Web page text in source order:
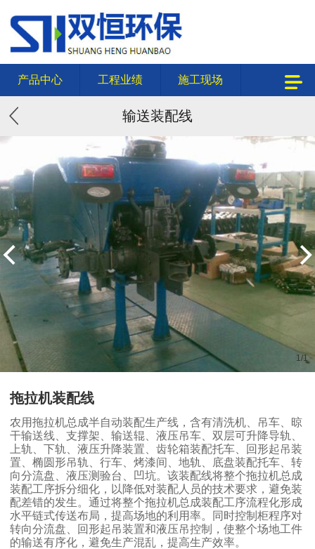
产品中心 工程业绩 施工现场
输送装配线
1 /1
拖拉机装配线
农用拖拉机总成半自动装配生产线，含有清洗机、吊车、晾
干输送线、支撑架、输送辊、液压吊车、双层可升降导轨、
上轨、下轨、液压升降装置、齿轮箱装配托车、回形起吊装
置、椭圆形吊轨、行车、烤漆间、地轨、底盘装配托车、转
向分流盘、液压测验台、凹坑。该装配线将整个拖拉机总成
装配工序拆分细化，以降低对装配人员的技术要求，避免装
配差错的发生。通过将整个拖拉机总成装配工序流程化形成
水平链式传送布局，提高场地的利用率。同时控制柜程序对
转向分流盘、回形起吊装置和液压吊控制，使整个场地工件
的输送有序化，避免生产混乱，提高生产效率。